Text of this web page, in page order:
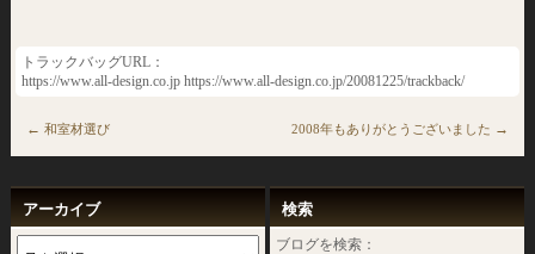
トラックバッグURL：
https://www.all-design.co.jp https://www.all-design.co.jp/20081225/trackback/
← 和室材選び 2008年もありがとうございました →
アーカイブ 検索
ブログを検索：